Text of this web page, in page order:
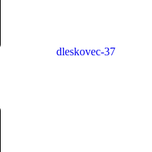
dleskovec-37